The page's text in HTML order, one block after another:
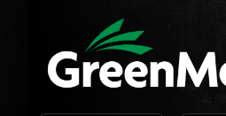
содержимому